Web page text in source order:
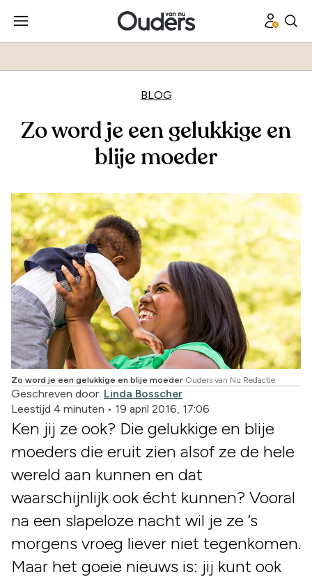
BLOG
Zo word je een gelukkige en
blije moeder
Zo word je een gelukkige en blije moeder Ouders van Nu Redactie
Geschreven door: Linda Bosscher
Leestijd 4 minuten • 19 april 2016, 17:06
Ken jij ze ook? Die gelukkige en blije
moeders die eruit zien alsof ze de hele
wereld aan kunnen en dat
waarschijnlijk ook écht kunnen? Vooral
na een slapeloze nacht wil je ze ’s
morgens vroeg liever niet tegenkomen.
Maar het goeie nieuws is: jij kunt ook